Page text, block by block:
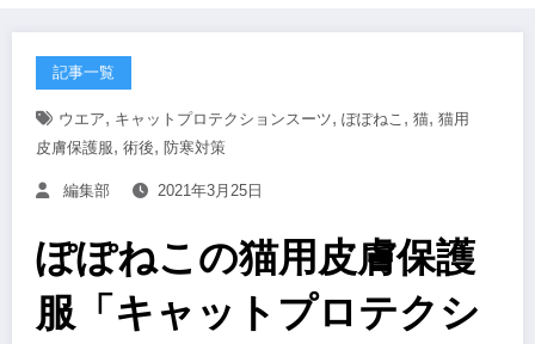
記事一覧
ウエア, キャットプロテクションスーツ, ぽぽねこ , 猫, 猫用
皮膚保護服, 術後, 防寒対策
編集部 2021年3月25日
ぽぽねこの猫用皮膚保護
服「キャットプロテクシ